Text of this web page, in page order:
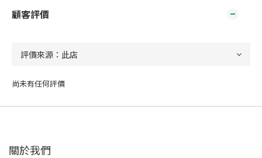
顧客評價
尚未有任何評價
關於我們‎